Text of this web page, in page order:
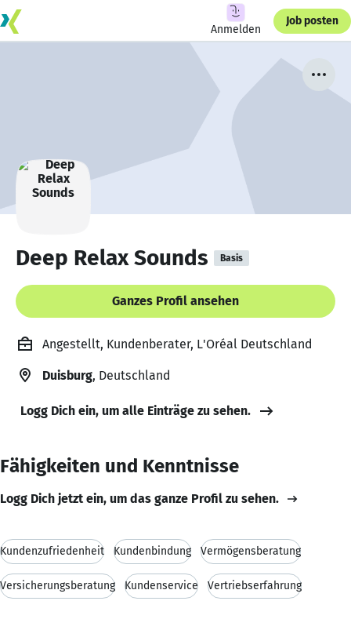
Anmelden
Job posten
Deep Relax Sounds Basis
Ganzes Profil ansehen
Angestellt, Kundenberater, L'Oréal Deutschland
Duisburg, Deutschland
Logg Dich ein, um alle Einträge zu sehen.
Fähigkeiten und Kenntnisse
Logg Dich jetzt ein, um das ganze Profil zu sehen.
Kundenzufriedenheit Kundenbindung Vermögensberatung
Versicherungsberatung Kundenservice Vertriebserfahrung